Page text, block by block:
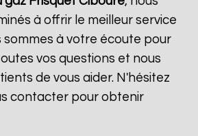
à offrir le meilleur service
sommes à votre écoute pour
vos questions et nous
de vous aider. N'hésitez
contacter pour obtenir